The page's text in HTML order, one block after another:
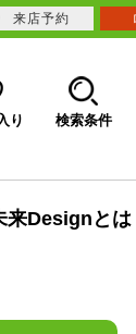
り 検索条件
来Designとは
来店予約